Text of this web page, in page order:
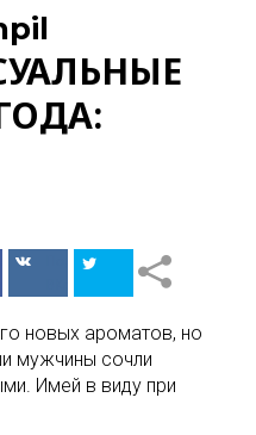
Поделиться
новых ароматов, но
мужчины сочли
Имей в виду при